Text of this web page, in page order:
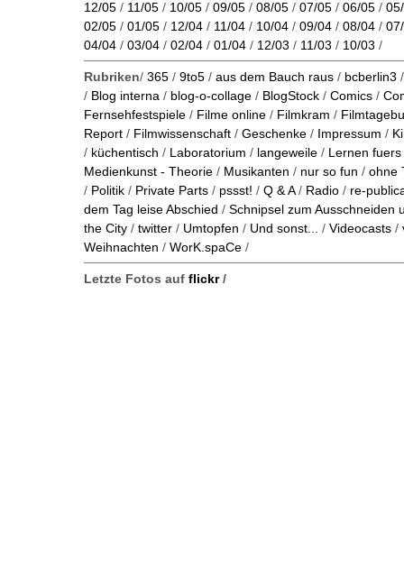
12/05 / 11/05 / 10/05 / 09/05 / 08/05 / 07/05 / 06/05 /
02/05 / 01/05 / 12/04 / 11/04 / 10/04 / 09/04 / 08/04 /
04/04 / 03/04 / 02/04 / 01/04 / 12/03 / 11/03 / 10/03 /
Rubriken/ 365 / 9to5 / aus dem Bauch raus / bcberlin3
/ Blog interna / blog-o-collage / BlogStock / Comics /
Fernsehfestspiele / Filme online / Filmkram /
Report / Filmwissenschaft / Geschenke / Impressum /
/ küchentisch / Laboratorium / langeweile / Lernen
Medienkunst - Theorie / Musikanten / nur so fun / ohne
/ Politik / Private Parts / pssst! / Q & A/ Radio / re-
dem Tag leise Abschied / Schnipsel zum Ausschneiden
the City / twitter / Umtopfen / Und sonst... / Videocasts /
Weihnachten / WorK.spaCe /
Letzte Fotos auf flickr/